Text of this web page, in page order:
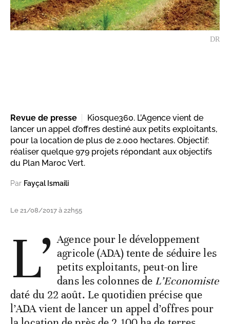
DR
Revue de presse
Kiosque360. L’Agence vient de
lancer un appel d’offres destiné aux petits exploitants,
pour la location de plus de 2.000 hectares. Objectif:
réaliser quelque 979 projets répondant aux objectifs
du Plan Maroc Vert.
Par Fayçal Ismaili
Le 21/08/2017 à 22h55
L’ Agence pour le développement
agricole (ADA) tente de séduire les
petits exploitants, peut-on lire
dans les colonnes de L’Economiste
daté du 22 août. Le quotidien précise que
l’ADA vient de lancer un appel d’offres pour